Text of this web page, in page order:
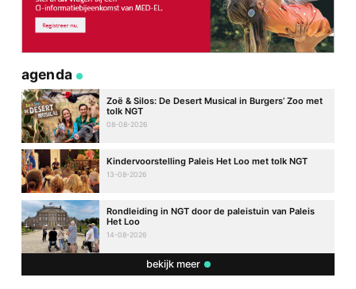
agenda
Zoë & Silos: De Desert Musical in Burgers’ Zoo met
tolk NGT
08-08-2026
Kindervoorstelling Paleis Het Loo met tolk NGT
13-08-2026
Rondleiding in NGT door de paleistuin van Paleis
Het Loo
14-08-2026
bekijk meer